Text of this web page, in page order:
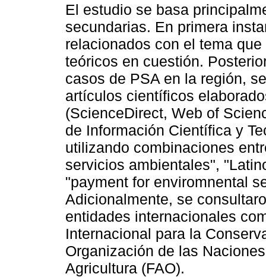
El estudio se basa
secundarias. En primera
relacionados con el tema
teóricos en cuestión.
casos de PSA en la región,
artículos científicos
(ScienceDirect, Web of
de Información Científica y
utilizando combinaciones
servicios ambientales",
"payment for enviromnental
Adicionalmente, se
entidades internacionales
Internacional para la
Organización de las
Agricultura (FAO).